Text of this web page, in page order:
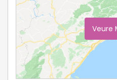
Veure